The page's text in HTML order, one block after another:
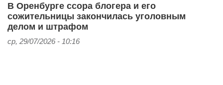
В Оренбурге ссора блогера и его
сожительницы закончилась уголовным
делом и штрафом
ср, 29/07/2026 - 10:16